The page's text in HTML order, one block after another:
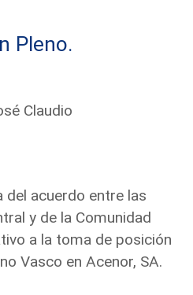
Pleno.
Claudio
del acuerdo entre las
y de la Comunidad
a la toma de posición
Vasco en Acenor, SA.